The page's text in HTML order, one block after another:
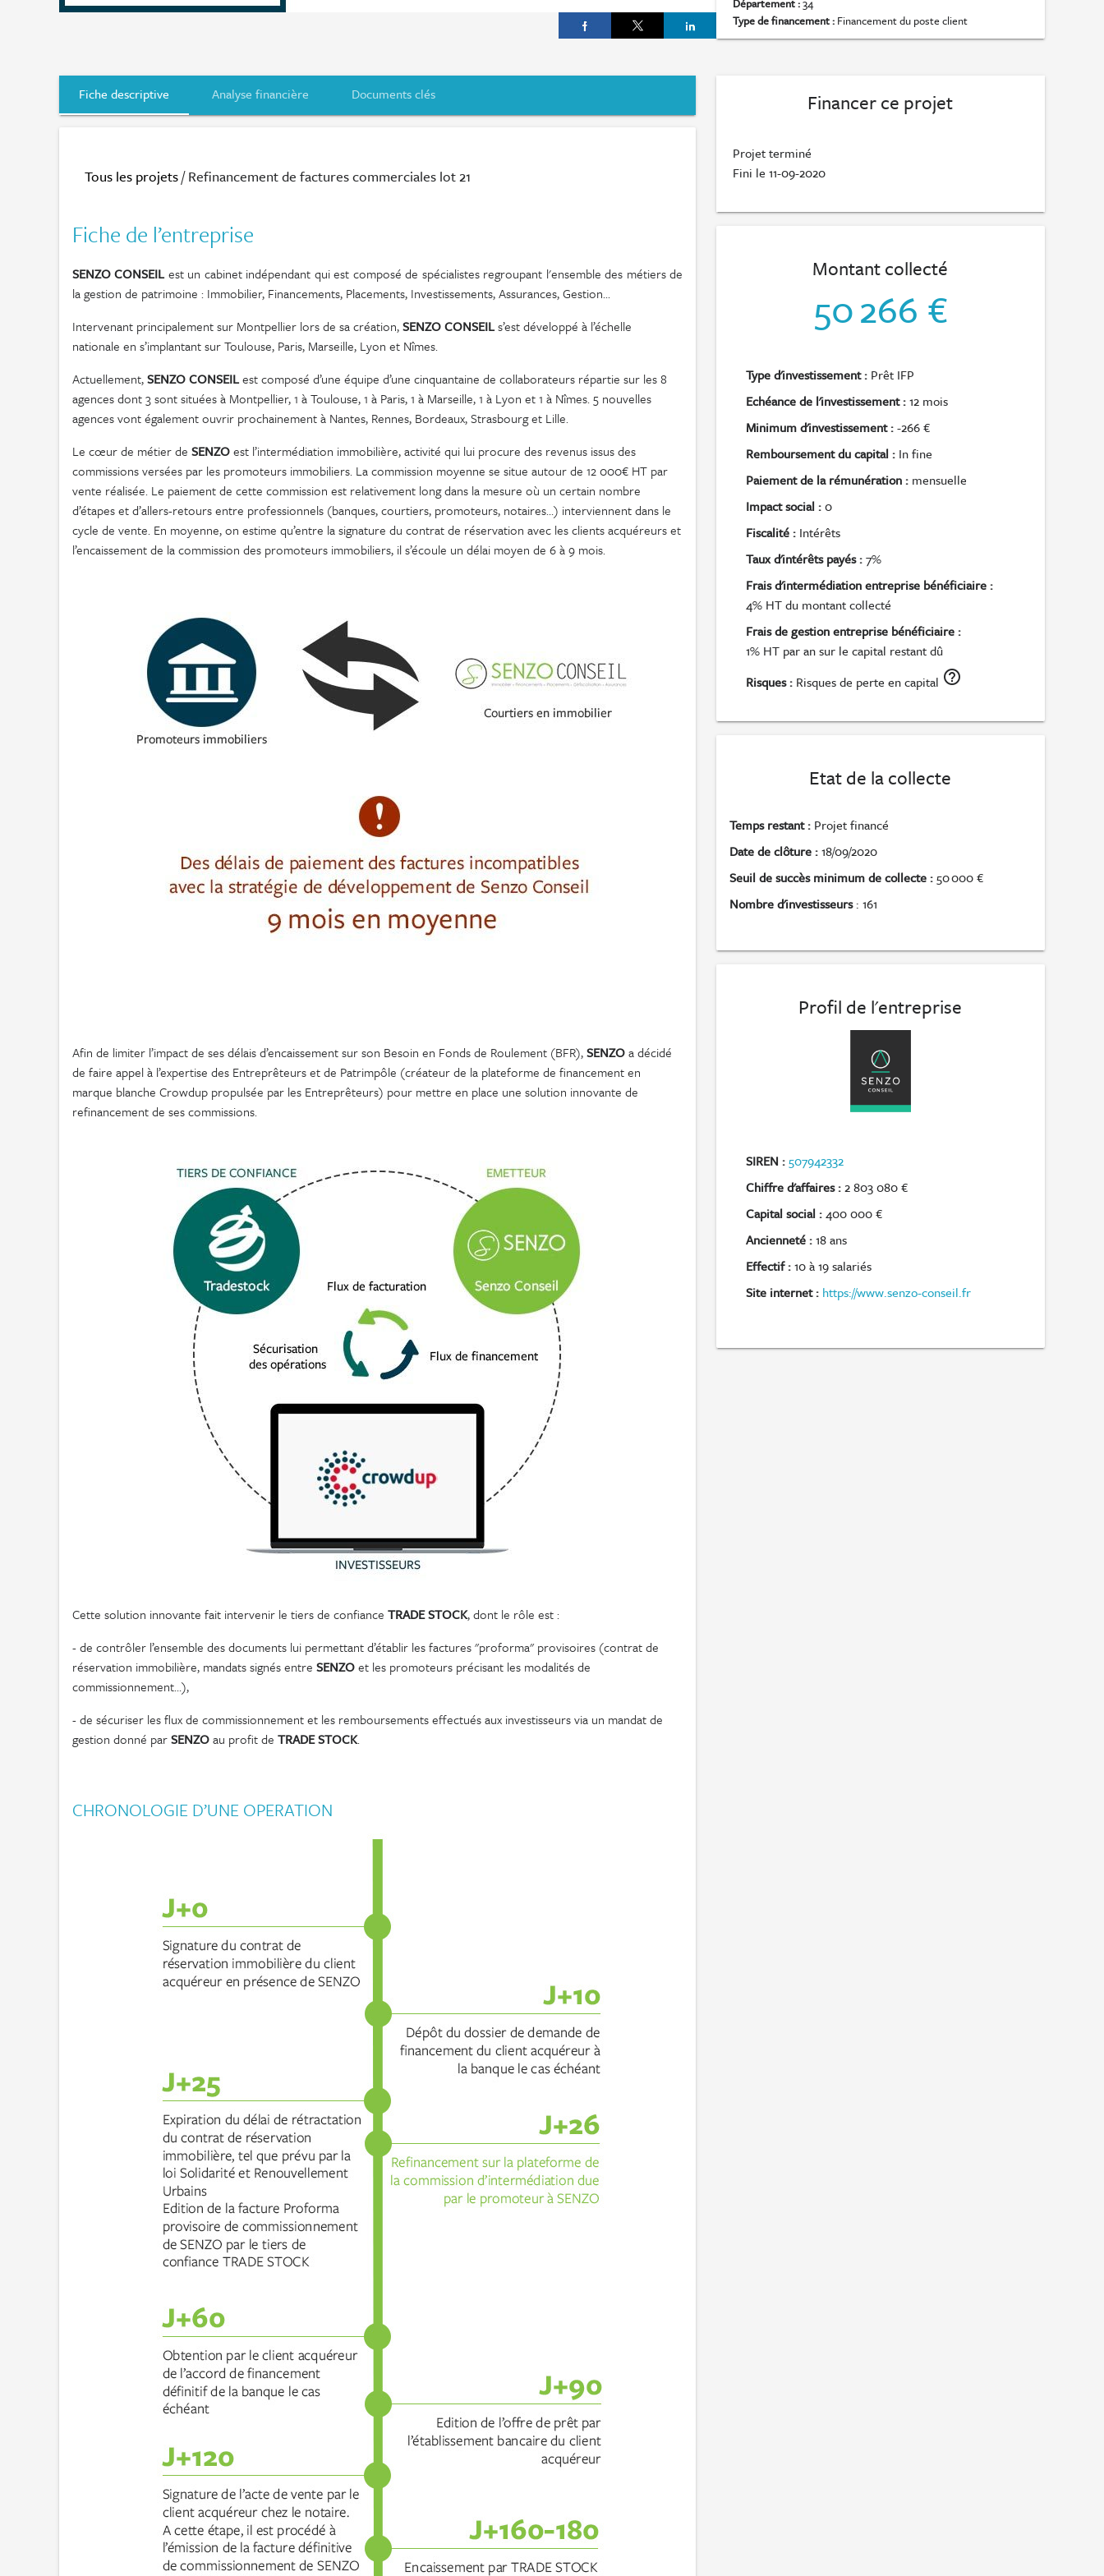
Département :34
Type de financement : Financement du poste client
Fiche descriptive Analyse financière Documents clés
Tous les projets/ Refinancement de factures commerciales lot 21
Fiche de l’entreprise
SENZO CONSEILest un cabinet indépendant qui est composé de spécialistes regroupant l'ensemble des métiers de
la gestion de patrimoine : Immobilier, Financements, Placements, Investissements, Assurances, Gestion...
Intervenant principalement sur Montpellier lors de sa création,SENZO CONSEILs’est développé à l’échelle
nationale en s’implantant sur Toulouse, Paris, Marseille, Lyon et Nîmes.
Actuellement,SENZO CONSEILest composé d’une équipe d’une cinquantaine de collaborateurs répartie sur les 8
agences dont 3 sont situées à Montpellier, 1 à Toulouse, 1 à Paris, 1 à Marseille, 1 à Lyon et 1 à Nîmes. 5 nouvelles
agences vont également ouvrir prochainement à Nantes, Rennes, Bordeaux, Strasbourg et Lille.
Le cœur de métier de SENZOest l’intermédiation immobilière, activité qui lui procure des revenus issus des
commissions versées par les promoteurs immobiliers. La commission moyenne se situe autour de 12 000€ HT par
vente réalisée. Le paiement de cette commission est relativement long dans la mesure où un certain nombre
d’étapes et d’allers-retours entre professionnels (banques, courtiers, promoteurs, notaires…) interviennent dans le
cycle de vente. En moyenne, on estime qu’entre la signature du contrat de réservation avec les clients acquéreurs et
l’encaissement de la commission des promoteurs immobiliers, il s’écoule un délai moyen de 6 à 9 mois.
Afin de limiter l’impact de ses délais d’encaissement sur son Besoin en Fonds de Roulement (BFR),SENZOa décidé
de faire appel à l’expertise des Entreprêteurs et de Patrimpôle (créateur de la plateforme de financement en
marque blanche Crowdup propulsée par les Entreprêteurs) pour mettre en place une solution innovante de
refinancement de ses commissions.
Cette solution innovante fait intervenir le tiers de confiance TRADE STOCK, dont le rôle est :
- de contrôler l’ensemble des documents lui permettant d’établir les factures "proforma" provisoires (contrat de
réservation immobilière, mandats signés entre SENZOet les promoteurs précisant les modalités de
commissionnement…),
- de sécuriser les flux de commissionnement et les remboursements effectués aux investisseurs via un mandat de
gestion donné parSENZOau profit de TRADE STOCK.
CHRONOLOGIE D’UNE OPERATION
Financer ce projet
Projet terminé
Fini le 11-09-2020
Montant collecté
50 266 €
Type d'investissement : Prêt IFP
Echéance de l'investissement :12 mois
Minimum d'investissement :-266 €
Remboursement du capital : In fine
Paiement de la rémunération : mensuelle
Impact social :0
Fiscalité : Intérêts
Taux d'intérêts payés :7%
Frais d'intermédiation entreprise bénéficiaire :
4% HT du montant collecté
Frais de gestion entreprise bénéficiaire :
1% HT par an sur le capital restant dû
Risques : Risques de perte en capital help_outline
Etat de la collecte
Temps restant : Projet financé
Date de clôture :18/09/2020
Seuil de succès minimum de collecte :50 000 €
Nombre d'investisseurs: 161
Profil de l'entreprise
SIREN :507942332
Chiffre d'affaires :2 803 080 €
Capital social :400 000 €
Ancienneté :18 ans
Effectif :10 à 19 salariés
Site internet : https://www.senzo-conseil.fr